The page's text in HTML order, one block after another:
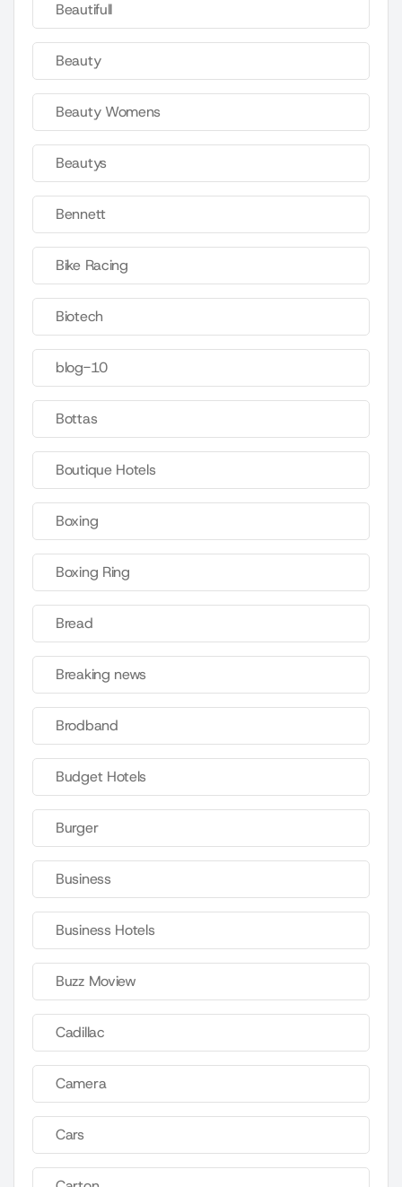
Beautifull
Beauty
Beauty Womens
Beautys
Bennett
Bike Racing
Biotech
blog-10
Bottas
Boutique Hotels
Boxing
Boxing Ring
Bread
Breaking news
Brodband
Budget Hotels
Burger
Business
Business Hotels
Buzz Moview
Cadillac
Camera
Cars